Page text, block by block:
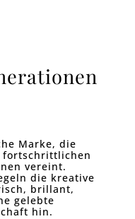
Marke, die
fortschrittlichen
vereint.
die kreative
brillant,
gelebte
hin.